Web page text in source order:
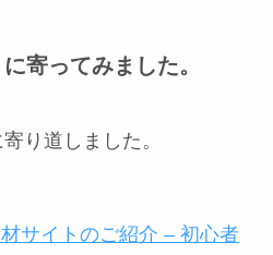
寄ってみました。
り道しました。
サイトのご紹介 – 初心者